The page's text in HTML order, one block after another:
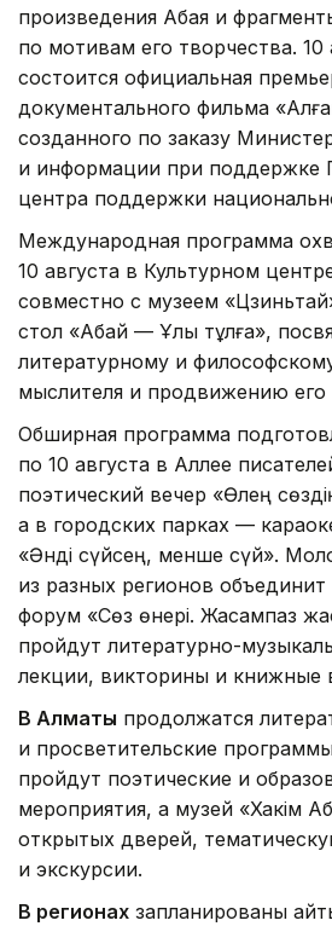
произведения Абая и
по мотивам его творчества.
состоится официальная
документального фильма
созданного по заказу
и информации при поддержке
центра поддержки
Международная программа
10 августа в Культурном
совместно с музеем
стол «Абай — Ұлы тұлға»,
литературному и
мыслителя и продвижению
Обширная программа
по 10 августа в Аллее
поэтический вечер «Өлең
а в городских парках —
«Әнді сүйсең, менше сүй».
из разных регионов
форум «Сөз өнері. Жасампаз
пройдут литературно-
лекции, викторины и книжные
В Алматы продолжатся
и просветительские
пройдут поэтические и
мероприятия, а музей «Хакім
открытых дверей,
и экскурсии.
В регионах запланированы